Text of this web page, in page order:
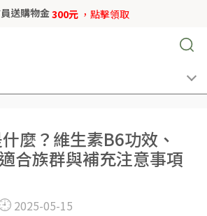
送購物金300元 ，點擊領取
麼？維生素B6功效、
合族群與補充注意事項
2025-05-15